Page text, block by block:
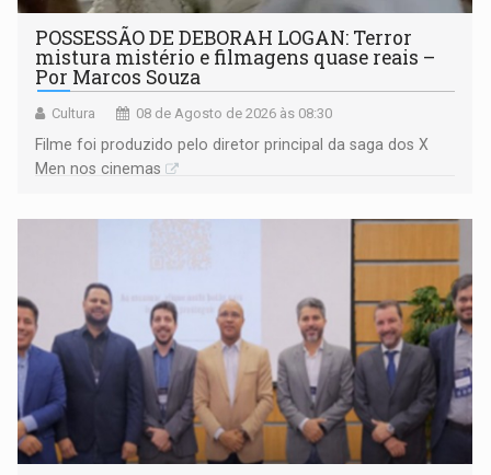
POSSESSÃO DE DEBORAH LOGAN: Terror
mistura mistério e filmagens quase reais –
Por Marcos Souza
Cultura 08 de Agosto de 2026 às 08:30
Filme foi produzido pelo diretor principal da saga dos X
Men nos cinemas